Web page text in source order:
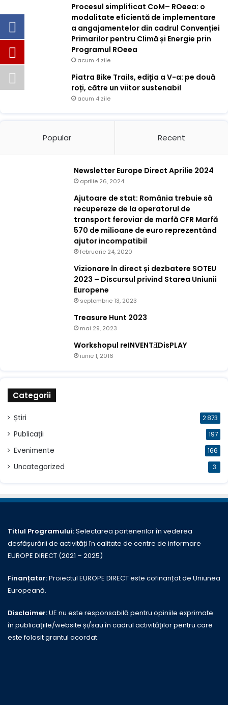
Procesul simplificat CoM– ROeea: o
modalitate eficientă de implementare
a angajamentelor din cadrul Convenției
Primarilor pentru Climă și Energie prin
Programul ROeea
acum 4 zile
Piatra Bike Trails, ediția a V-a: pe două
roți, către un viitor sustenabil
acum 4 zile
Popular Recent
Newsletter Europe Direct Aprilie 2024
aprilie 26, 2024
Ajutoare de stat: România trebuie să
recupereze de la operatorul de
transport feroviar de marfă CFR Marfă
570 de milioane de euro reprezentând
ajutor incompatibil
februarie 24, 2020
Vizionare în direct și dezbatere SOTEU
2023 – Discursul privind Starea Uniunii
Europene
septembrie 13, 2023
Treasure Hunt 2023
mai 29, 2023
Workshopul reINVENTƎDisPLAY
iunie 1, 2016
Categorii
Știri 2.873
Publicații 197
Evenimente 166
Uncategorized 3
Titlul Programului:Selectarea partenerilor în vederea
desfășurării de activități în calitate de centre de informare
EUROPE DIRECT (2021 – 2025)
Finanțator:Proiectul EUROPE DIRECT este cofinanțat de Uniunea
Europeană.
Disclaimer:UE nu este responsabilă pentru opiniile exprimate
în publicațiile/website și/sau în cadrul activităților pentru care
este folosit grantul acordat.